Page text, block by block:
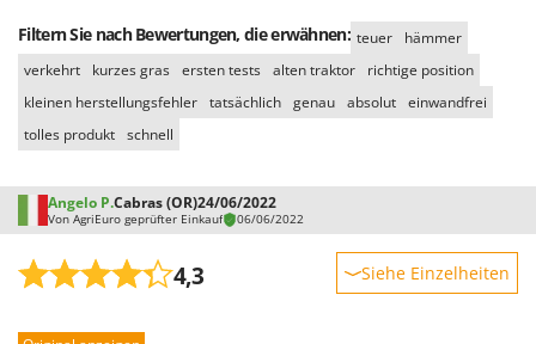
Filtern Sie nach Bewertungen, die erwähnen: teuer
hämmer
verkehrt
kurzes gras ersten tests alten traktor
richtige position
kleinen herstellungsfehler tatsächlich genau absolut einwandfrei
tolles produkt schnell
Angelo P.Cabras (OR)24/06/2022
Von AgriEuro geprüfter Einkauf 06/06/2022
4,3 Siehe Einzelheiten